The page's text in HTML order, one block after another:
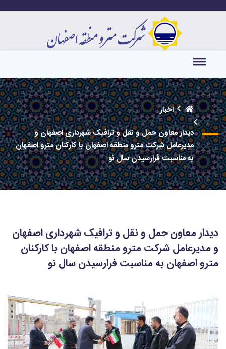
اخبار
دیدار معاون حمل و نقل و ترافیک شهرداری اصفهان و
مدیرعامل شرکت مترو منطقه اصفهان با کارکنان مترو اصفهان
به مناسبت فرارسیدن سال نو
دیدار معاون حمل و نقل و ترافیک شهرداری اصفهان
و مدیرعامل شرکت مترو منطقه اصفهان با کارکنان
مترو اصفهان به مناسبت فرارسیدن سال نو